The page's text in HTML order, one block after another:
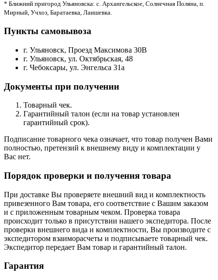
* Ближний пригород Ульяновска: с. Архангельское, Солнечная Поляна, п.
Мирный, Учхоз, Баратаевка, Лаишевка.
Пункты самовывоза
г. Ульяновск, Проезд Максимова 30В
г. Ульяновск, ул. Октябрьская, 48
г. Чебоксары, ул. Энгельса 31а
Документы при получении
Товарный чек.
Гарантийный талон (если на товар установлен
гарантийный срок).
Подписание товарного чека означает, что товар получен Вами
полностью, претензий к внешнему виду и комплектации у
Вас нет.
Порядок проверки и получения товара
При доставке Вы проверяете внешний вид и комплектность
привезенного Вам товара, его соответствие с Вашим заказом
и с приложенным товарным чеком. Проверка товара
происходит только в присутствии нашего экспедитора. После
проверки внешнего вида и комплектности, Вы производите с
экспедитором взаиморасчеты и подписываете товарный чек.
Экспедитор передает Вам товар и гарантийный талон.
Гарантия